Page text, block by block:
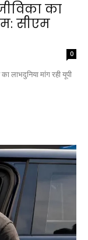
का
सीएम
0
लाभदुनिया मांग रही यूपी